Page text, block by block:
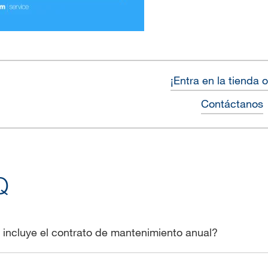
¡Entra en la tienda
Contáctanos
incluye el contrato de mantenimiento anual?